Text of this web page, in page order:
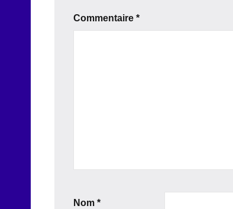
Commentaire *
Nom *